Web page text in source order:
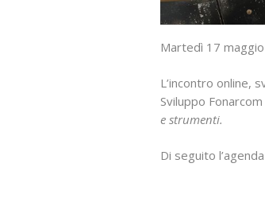
Martedì 17
L’incontro online,
Sviluppo
e strumenti.
Di seguito